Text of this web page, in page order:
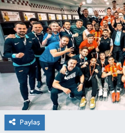
Paylaş
Magazin
Politika
Sağlık
Spor
Teknoloji
Tokat Haberleri
Tüm Manşetler
Son Dakika Haberleri
Haber Arşivi